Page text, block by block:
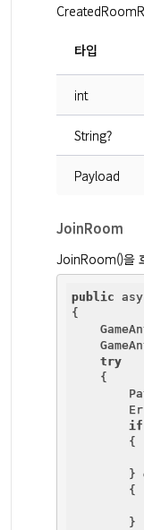
타입
int
String?
Payload
JoinRoom
JoinRoom()을
public
{
try
    {
if
        {
        }
        {
        }